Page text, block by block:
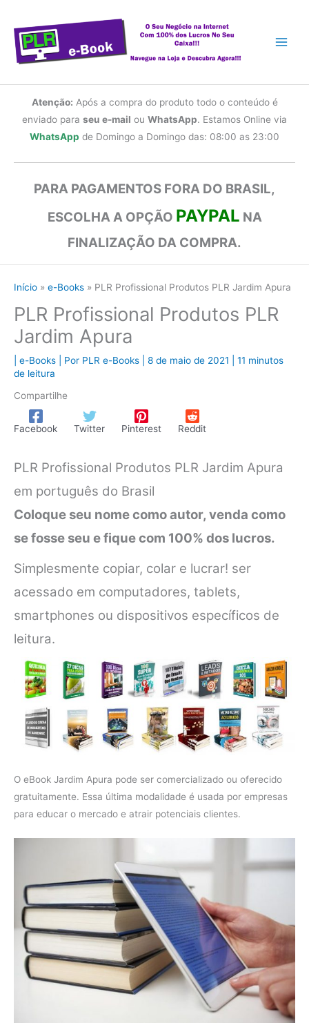
conteúdo
Atenção: Após a compra do produto todo o conteúdo é
enviado para seu e-mail ou WhatsApp. Estamos Online via
WhatsApp de Domingo a Domingo das: 08:00 as 23:00
PARA PAGAMENTOS FORA DO BRASIL,
ESCOLHA A OPÇÃO PAYPAL NA
FINALIZAÇÃO DA COMPRA.
Início e-Books PLR Profissional Produtos PLR Jardim Apura
PLR Profissional Produtos PLR
Jardim Apura
e-Books | Por PLR e-Books 8 de maio de 2021
11 minutos
de leitura
Compartilhe
Facebook Twitter Pinterest Reddit
PLR Profissional Produtos PLR Jardim Apura
em português do Brasil
Coloque seu nome como autor, venda como
se fosse seu e fique com 100% dos lucros.
Simplesmente copiar, colar e lucrar! ser
acessado em computadores, tablets,
smartphones ou dispositivos específicos de
leitura.
O eBook Jardim Apura pode ser comercializado ou oferecido
gratuitamente. Essa última modalidade é usada por empresas
para educar o mercado e atrair potenciais clientes.